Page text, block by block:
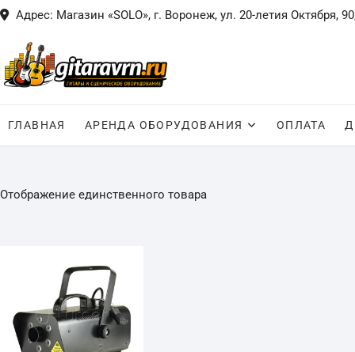
Skip
content
Адрес: Магазин «SOLO», г. Воронеж, ул. 20-летия Октября,
ГЛАВНАЯ АРЕНДА ОБОРУДОВАНИЯ ОПЛАТА
Отображение единственного товара